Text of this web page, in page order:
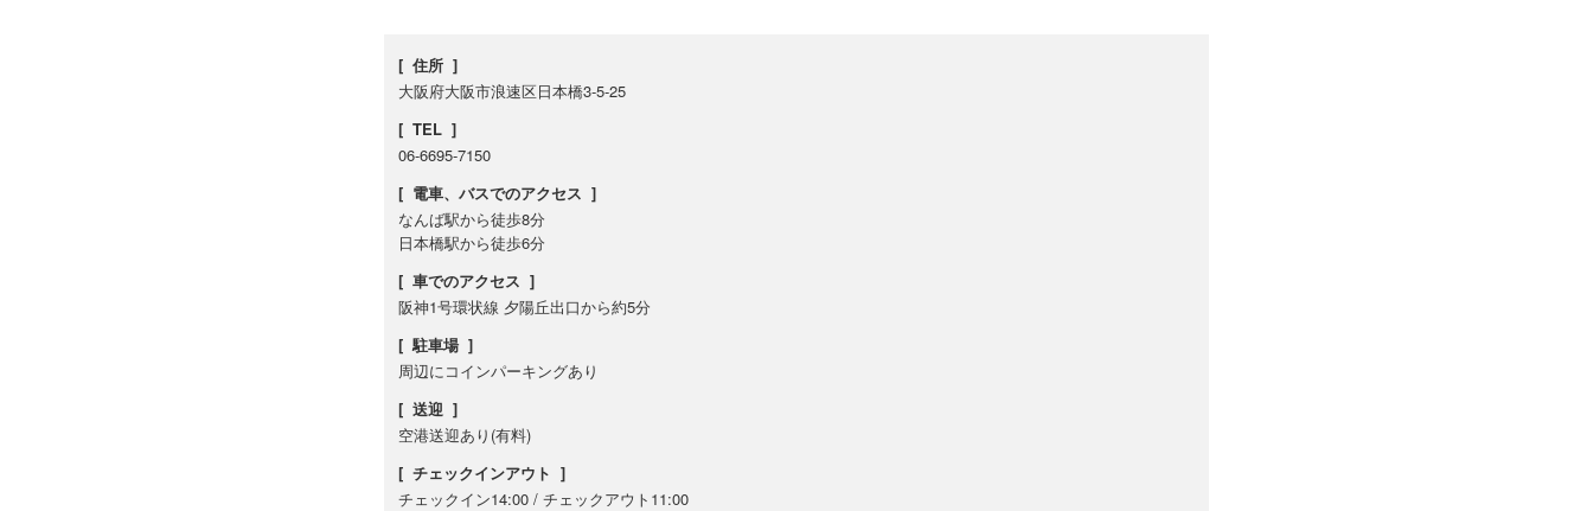
[ 住所 ]
大阪府大阪市浪速区日本橋3-5-25
[ TEL ]
06-6695-7150
[ 電車、バスでのアクセス ]
なんば駅から徒歩8分
日本橋駅から徒歩6分
[ 車でのアクセス ]
阪神1号環状線 夕陽丘出口から約5分
[ 駐車場 ]
周辺にコインパーキングあり
[ 送迎 ]
空港送迎あり(有料)
[ チェックインアウト ]
チェックイン14:00 / チェックアウト11:00